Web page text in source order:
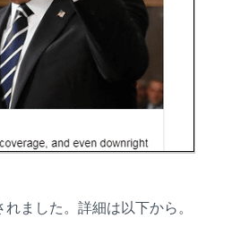
ました。詳細は以下から。